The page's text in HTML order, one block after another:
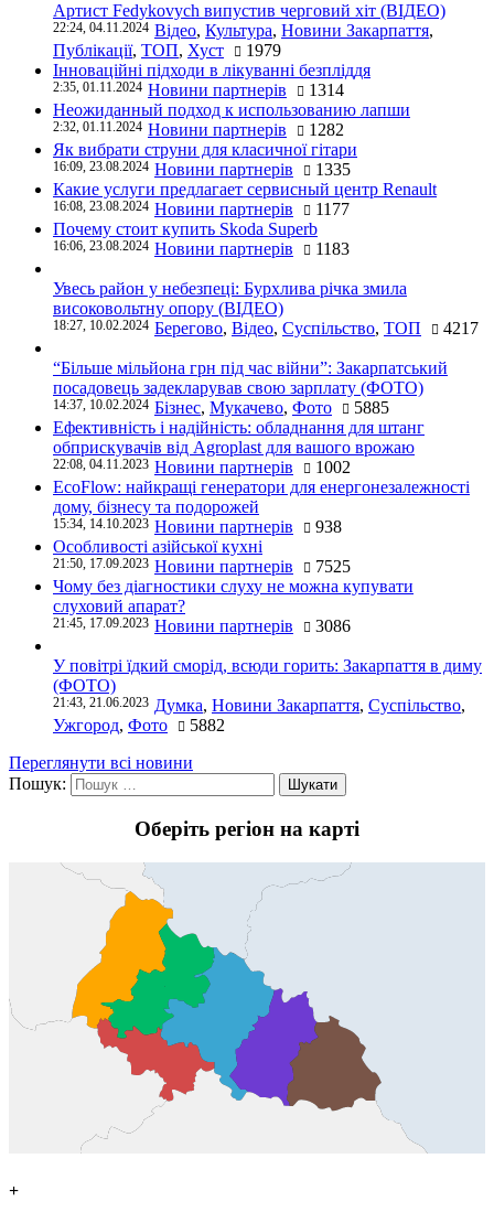
Артист Fedykovych випустив черговий хіт (ВІДЕО)
22:24, 04.11.2024 Відео, Культура, Новини Закарпаття,
Публікації, ТОП, Хуст
1979
Інноваційні підходи в лікуванні безпліддя
2:35, 01.11.2024 Новини партнерів
1314
Неожиданный подход к использованию лапши
2:32, 01.11.2024 Новини партнерів
1282
Як вибрати струни для класичної гітари
16:09, 23.08.2024 Новини партнерів
1335
Какие услуги предлагает сервисный центр Renault
16:08, 23.08.2024 Новини партнерів
1177
Почему стоит купить Skoda Superb
16:06, 23.08.2024 Новини партнерів 1183
Увесь район у небезпеці: Бурхлива річка змила
високовольтну опору (ВІДЕО)
18:27, 10.02.2024 Берегово, Відео, Суспільство, ТОП 4217
“Більше мільйона грн під час війни”: Закарпатський
посадовець задекларував свою зарплату (ФОТО)
14:37, 10.02.2024 Бізнес, Мукачево, Фото
5885
Ефективність і надійність: обладнання для штанг
обприскувачів від Agroplast для вашого врожаю
22:08, 04.11.2023 Новини партнерів
1002
EcoFlow: найкращі генератори для енергонезалежності
дому, бізнесу та подорожей
15:34, 14.10.2023 Новини партнерів
938
Особливості азійської кухні
21:50, 17.09.2023 Новини партнерів
7525
Чому без діагностики слуху не можна купувати
слуховий апарат?
21:45, 17.09.2023 Новини партнерів 3086
У повітрі їдкий сморід, всюди горить: Закарпаття в диму
(ФОТО)
21:43, 21.06.2023 Думка, Новини Закарпаття, Суспільство,
Ужгород, Фото
5882
Переглянути всі новини
Пошук:
Оберіть регіон на карті
+